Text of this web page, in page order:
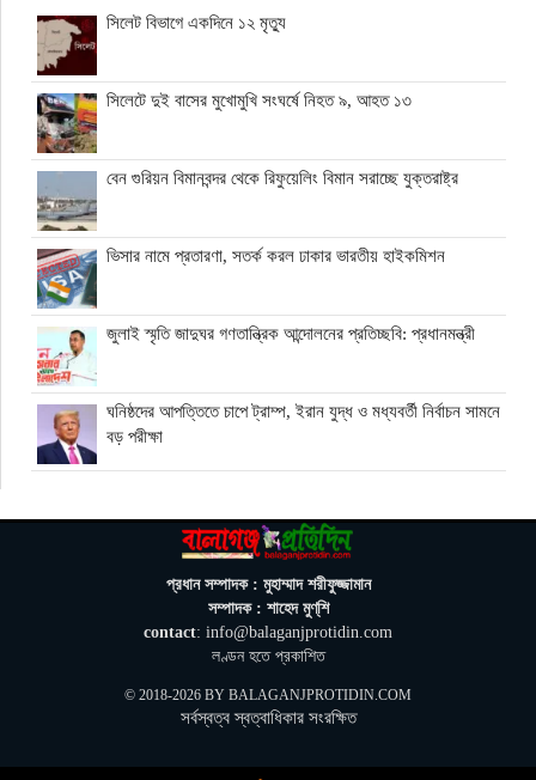
সিলেট বিভাগে একদিনে ১২ মৃত্যু
সিলেটে দুই বাসের মুখোমুখি সংঘর্ষে নিহত ৯, আহত ১৩
বেন গুরিয়ন বিমানবন্দর থেকে রিফুয়েলিং বিমান সরাচ্ছে যুক্তরাষ্ট্র
ভিসার নামে প্রতারণা, সতর্ক করল ঢাকার ভারতীয় হাইকমিশন
জুলাই স্মৃতি জাদুঘর গণতান্ত্রিক আন্দোলনের প্রতিচ্ছবি: প্রধানমন্ত্রী
ঘনিষ্ঠদের আপত্তিতে চাপে ট্রাম্প, ইরান যুদ্ধ ও মধ্যবর্তী নির্বাচন সামনে
বড় পরীক্ষা
হুঁশিয়ারি বিদ্যুৎ বিভাগের
ওমানে মিলবে ১৪ দিনের ফ্রি পর্যটন ভিসা
ইরানে নতুন হামলা স্থগিত ট্রাম্পের, দ্রুত চুক্তির ইঙ্গিত
প্রধান সম্পাদক : মুহাম্মাদ শরীফুজ্জামান
সম্পাদক : শাহেদ মুণ্‌শি
contact: info@balaganjprotidin.com
লণ্ডন হতে প্রকাশিত
© 2018-2026 BY BALAGANJPROTIDIN.COM
সর্বস্বত্ব স্বত্বাধিকার সংরক্ষিত